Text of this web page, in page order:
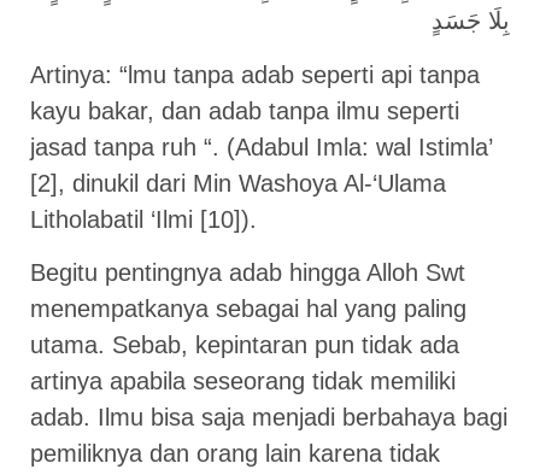
بِلَا جَسَدٍ
Artinya: “lmu tanpa adab seperti api tanpa
kayu bakar, dan adab tanpa ilmu seperti
jasad tanpa ruh “. (Adabul Imla: wal Istimla’
[2], dinukil dari Min Washoya Al-‘Ulama
Litholabatil ‘Ilmi [10]).
Begitu pentingnya adab hingga Alloh Swt
menempatkanya sebagai hal yang paling
utama. Sebab, kepintaran pun tidak ada
artinya apabila seseorang tidak memiliki
adab. Ilmu bisa saja menjadi berbahaya bagi
pemiliknya dan orang lain karena tidak